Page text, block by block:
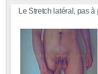
Le Stretch latéral, pas à